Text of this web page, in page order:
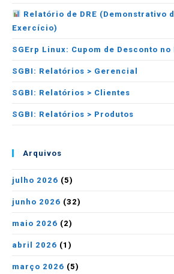
Relatório de DRE (Demonstrativo
Exercício)
SGErp Linux: Cupom de Desconto no
SGBI: Relatórios > Gerencial
SGBI: Relatórios > Clientes
SGBI: Relatórios > Produtos
Arquivos
julho 2026 (5)
junho 2026 (32)
maio 2026 (2)
abril 2026 (1)
março 2026 (5)